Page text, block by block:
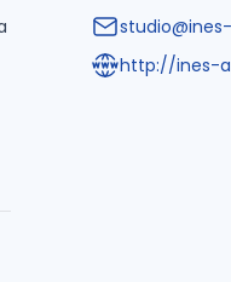
http://ines-